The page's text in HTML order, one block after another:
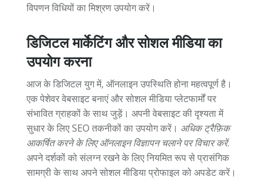
विपणन विधियों का मिश्रण उपयोग करें।
डिजिटल मार्केटिंग और सोशल मीडिया का
उपयोग करना
आज के डिजिटल युग में, ऑनलाइन उपस्थिति होना महत्वपूर्ण है।
एक पेशेवर वेबसाइट बनाएं और सोशल मीडिया प्लेटफार्मों पर
संभावित ग्राहकों के साथ जुड़ें। अपनी वेबसाइट की दृश्यता में
सुधार के लिए SEO तकनीकों का उपयोग करें। अधिक ट्रैफ़िक
आकर्षित करने के लिए ऑनलाइन विज्ञापन चलाने पर विचार करें.
अपने दर्शकों को संलग्न रखने के लिए नियमित रूप से प्रासंगिक
सामग्री के साथ अपने सोशल मीडिया प्रोफाइल को अपडेट करें।